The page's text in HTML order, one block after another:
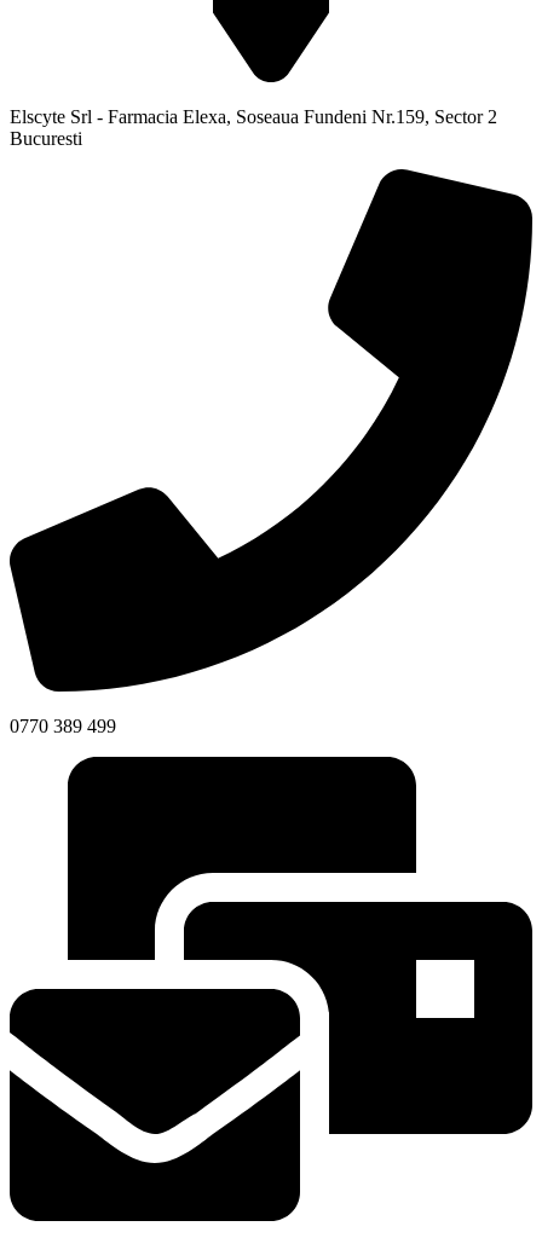
Elscyte Srl - Farmacia Elexa, Soseaua Fundeni Nr.159, Sector 2
Bucuresti
0770 389 499